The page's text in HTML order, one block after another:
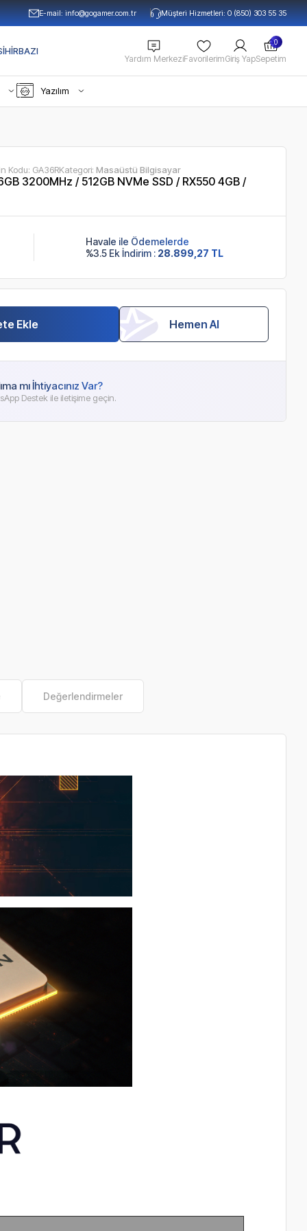
E-mail:info@gogamer.com.tr Müşteri Hizmetleri: 0 (850) 303 55 35
Yardım MerkeziFavorilerimGiriş Yap
0
Sepetim
Yazılım
Kodu: GA36RKategori:Masaüstü Bilgisayar
3200MHz / 512GB NVMe SSD / RX550 4GB /
Havale ile Ödemelerde
%3.5 Ek İndirim : 28.899,27 TL
Ekle Hemen Al
mı İhtiyacınız Var?
Destek ile iletişime geçin.
Değerlendirmeler